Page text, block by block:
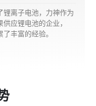
锂离子电池，力神作为
应锂电池的企业，
丰富的经验。